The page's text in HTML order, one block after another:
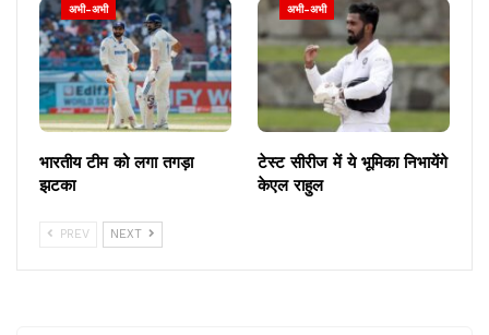
अभी-अभी
भारतीय टीम को लगा तगड़ा
झटका
अभी-अभी
टेस्ट सीरीज में ये भूमिका निभायेंगे
केएल राहुल
PREV NEXT